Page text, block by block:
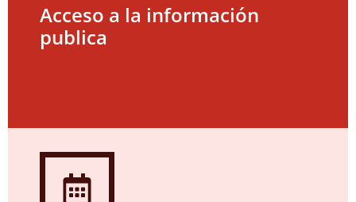
Acceso a la información
publica